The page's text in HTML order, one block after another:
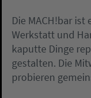
Die MACH!bar
Werkstatt und
kaputte Dinge
gestalten. Die
probieren